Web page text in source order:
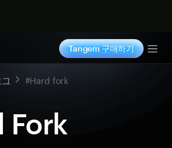
Tangem 구매하기
#Hard fork
Fork